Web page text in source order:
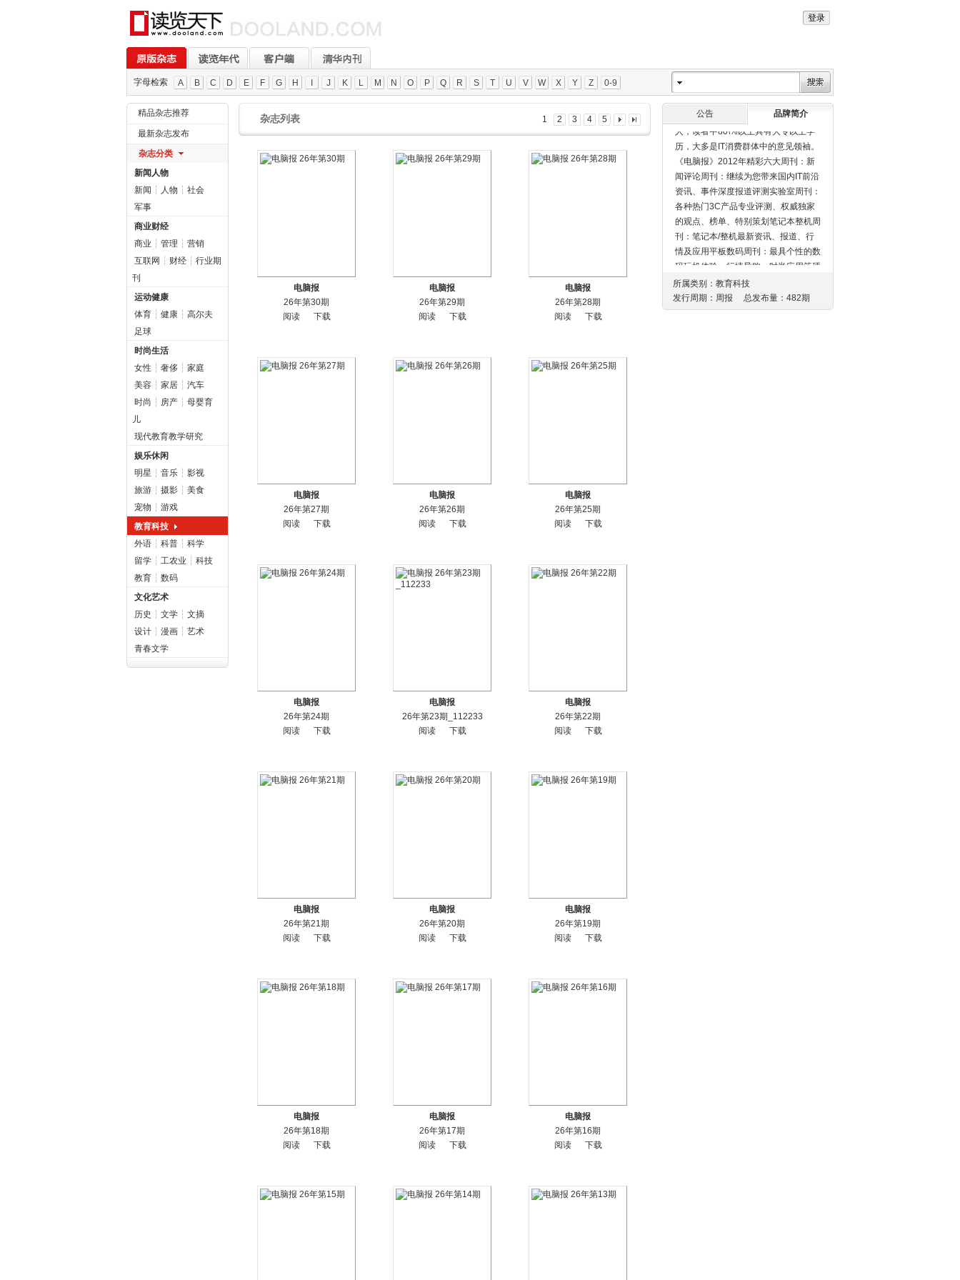
字母检索 A B C D E F G H J K L M N O P Q R S T U V W X Y Z 0-9
精品杂志推荐
最新杂志发布
杂志分类
新闻人物
新闻 ┆ 人物 ┆ 社会
军事
商业财经
商业 ┆ 管理 ┆ 营销
互联网 ┆ 财经 ┆ 行业期
刊
运动健康
体育 ┆ 健康 ┆ 高尔夫
足球
时尚生活
女性 ┆ 奢侈 ┆ 家庭
美容 ┆ 家居 ┆ 汽车
时尚 ┆ 房产 ┆ 母婴育
儿
现代教育教学研究
娱乐休闲
明星 ┆ 音乐 ┆ 影视
旅游 ┆ 摄影 ┆ 美食
宠物 ┆ 游戏
教育科技
外语 ┆ 科普 ┆ 科学
留学 ┆ 工农业 ┆ 科技
教育 ┆ 数码
文化艺术
历史 ┆ 文学 ┆ 文摘
设计 ┆ 漫画 ┆ 艺术
青春文学
杂志列表 1 2 3 4 5
电脑报
26年第30期
阅读
下载
电脑报
26年第29期
阅读
下载
电脑报
26年第28期
阅读
下载
电脑报
26年第27期
阅读
下载
电脑报
26年第26期
阅读
下载
电脑报
26年第25期
阅读
下载
电脑报
26年第24期
阅读
下载
电脑报
26年第23期_112233
阅读
下载
电脑报
26年第22期
阅读
下载
电脑报
26年第21期
阅读
下载
电脑报
26年第20期
阅读
下载
电脑报
26年第19期
阅读
下载
电脑报
26年第18期
阅读
下载
电脑报
26年第17期
阅读
下载
电脑报
26年第16期
阅读
下载
公告 品牌简介
质”的办报宗旨和“通俗、实用”的特色，
行各业。每周有350万读者阅读，读者
遍布全国2500多个城市和地区。家庭
年收入6万元以上的新富读者达41万
人，读者中80\%以上具有大专以上学
历，大多是IT消费群体中的意见领袖。
《电脑报》2012年精彩六大周刊：新
闻评论周刊：继续为您带来国内IT前沿
资讯、事件深度报道评测实验室周刊：
各种热门3C产品专业评测、权威独家
的观点、榜单、特别策划笔记本整机周
刊：笔记本/整机最新资讯、报道、行
情及应用平板数码周刊：最具个性的数
码玩机体验，行情导购，时尚应用等硬
面快速的行情报道和产品导购，个性
DIY解决方案，PC游戏资讯评测、玩
所属类别： 教育科技
发行周期：周报 总发布量：482期